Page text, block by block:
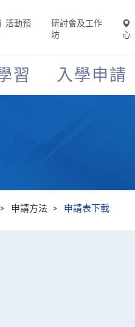
活動預
研討會及工作
坊
心
習 入學申請
申請方法 申請表下載